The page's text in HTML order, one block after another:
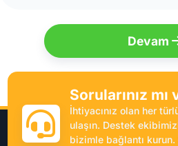
Devam
Sorularınız mı
İhtiyacınız olan her
ulaşın. Destek
bizimle bağlantı